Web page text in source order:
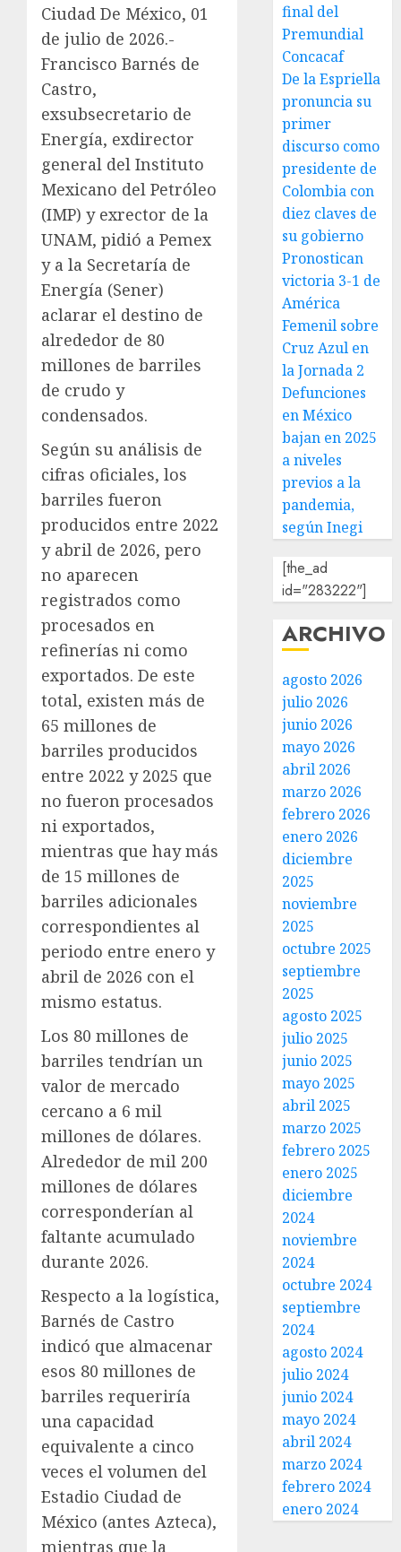
Ciudad De México, 01
de julio de 2026.-
Francisco Barnés de
Castro,
exsubsecretario de
Energía, exdirector
general del Instituto
Mexicano del Petróleo
(IMP) y exrector de la
UNAM, pidió a Pemex
y a la Secretaría de
Energía (Sener)
aclarar el destino de
alrededor de 80
millones de barriles
de crudo y
condensados.
Según su análisis de
cifras oficiales, los
barriles fueron
producidos entre 2022
y abril de 2026, pero
no aparecen
registrados como
procesados en
refinerías ni como
exportados. De este
total, existen más de
65 millones de
barriles producidos
entre 2022 y 2025 que
no fueron procesados
ni exportados,
mientras que hay más
de 15 millones de
barriles adicionales
correspondientes al
periodo entre enero y
abril de 2026 con el
mismo estatus.
Los 80 millones de
barriles tendrían un
valor de mercado
cercano a 6 mil
millones de dólares.
Alrededor de mil 200
millones de dólares
corresponderían al
faltante acumulado
durante 2026.
Respecto a la logística,
Barnés de Castro
indicó que almacenar
esos 80 millones de
barriles requeriría
una capacidad
equivalente a cinco
veces el volumen del
Estadio Ciudad de
México (antes Azteca),
mientras que la
final del
Premundial
Concacaf
De la Espriella
pronuncia su
primer
discurso como
presidente de
Colombia con
diez claves de
su gobierno
Pronostican
victoria 3-1 de
América
Femenil sobre
Cruz Azul en
la Jornada 2
Defunciones
en México
bajan en 2025
a niveles
previos a la
pandemia,
según Inegi
[the_ad
id="283222"]
ARCHIVO
agosto 2026
julio 2026
junio 2026
mayo 2026
abril 2026
marzo 2026
febrero 2026
enero 2026
diciembre
2025
noviembre
2025
octubre 2025
septiembre
2025
agosto 2025
julio 2025
junio 2025
mayo 2025
abril 2025
marzo 2025
febrero 2025
enero 2025
diciembre
2024
noviembre
2024
octubre 2024
septiembre
2024
agosto 2024
julio 2024
junio 2024
mayo 2024
abril 2024
marzo 2024
febrero 2024
enero 2024